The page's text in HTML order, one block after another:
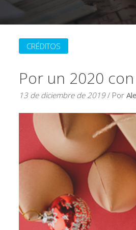
CRÉDITOS
Por un 2020
13 de diciembre de 2019/ Por